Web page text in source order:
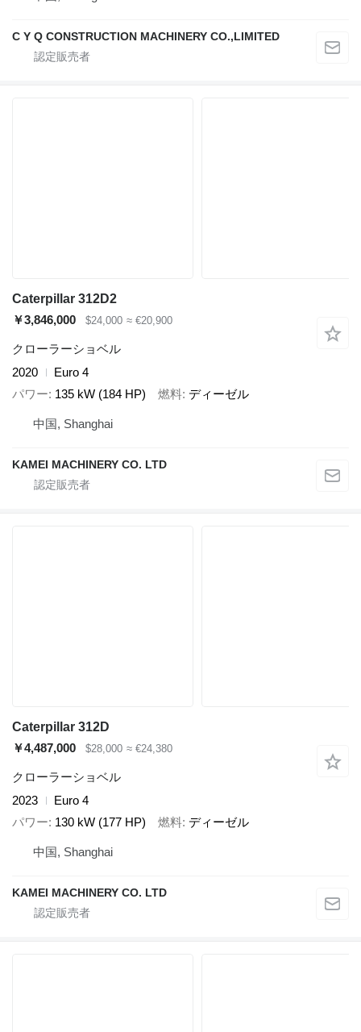
C Y Q CONSTRUCTION MACHINERY CO.,LIMITED
Caterpillar 312D2
￥3,846,000
$24,000 ≈ €20,900
クローラーショベル
2020
Euro 4
パワー 135 kW (184 HP) 燃料 ディーゼル
中国, Shanghai
KAMEI MACHINERY CO. LTD
Caterpillar 312D
￥4,487,000
$28,000 ≈ €24,380
クローラーショベル
2023
Euro 4
パワー 130 kW (177 HP) 燃料 ディーゼル
中国, Shanghai
KAMEI MACHINERY CO. LTD